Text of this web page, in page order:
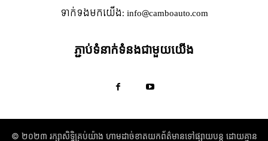
ទាក់ទង​មក​យើង:info@camboauto.com
ភ្ជាប់ទំនាក់ទំនងជាមួយយើង
© ២០២៣ រក្សាសិទ្ធិគ្រប់យ៉ាង​ ហាមដាច់ខាតយកព័ត៌មានទៅផ្សាយបន្ត ដោយគ្មាន